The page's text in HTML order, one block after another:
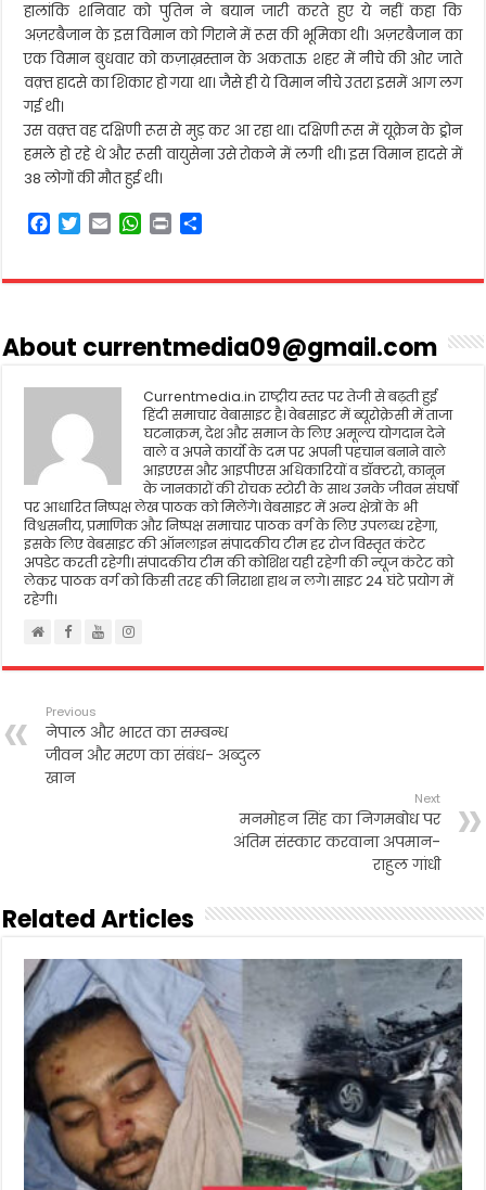
हालांकि शनिवार को पुतिन ने बयान जारी करते हुए ये नहीं कहा कि
अज़रबैजान के इस विमान को गिराने में रूस की भूमिका थी। अज़रबैजान का
एक विमान बुधवार को कज़ाख़स्तान के अकताऊ शहर में नीचे की ओर जाते
वक़्त हादसे का शिकार हो गया था। जैसे ही ये विमान नीचे उतरा इसमें आग लग
गई थी।
उस वक़्त वह दक्षिणी रूस से मुड़ कर आ रहा था। दक्षिणी रूस में यूक्रेन के ड्रोन
हमले हो रहे थे और रूसी वायुसेना उसे रोकने में लगी थी। इस विमान हादसे में
38 लोगों की मौत हुई थी।
F
e
o
T
t
r
E
i
W
t
p
P
n
r
About currentmedia09@gmail.com
Currentmedia.in राष्ट्रीय स्तर पर तेजी से बढ़ती हुई
हिंदी समाचार वेबासाइट है। वेबसाइट में ब्यूरोक्रेसी में ताजा
घटनाक्रम, देश और समाज के लिए अमूल्य योगदान देने
वाले व अपने कार्यो के दम पर अपनी पहचान बनाने वाले
आइएएस और आइपीएस अधिकारियों व डॉक्टरो, कानून
के जानकारों की रोचक स्टोरी के साथ उनके जीवन संघर्षो
पर आधारित निष्पक्ष लेख पाठक को मिलेंगे। वेबसाइट में अन्य क्षेत्रों के भी
विश्वसनीय, प्रमाणिक और निष्पक्ष समाचार पाठक वर्ग के लिए उपलब्ध रहेगा,
इसके लिए वेबसाइट की ऑनलाइन संपादकीय टीम हर रोज विस्तृत कंटेट
अपडेट करती रहेगी। संपादकीय टीम की कोशिश यही रहेगी की न्यूज कंटेट को
लेकर पाठक वर्ग को किसी तरह की निराशा हाथ न लगे। साइट 24 घंटे प्रयोग में
रहेगी।
Previous
नेपाल और भारत का सम्बन्ध
जीवन और मरण का संबंध- अब्दुल
खान
Next
मनमोहन सिंह का निगमबोध पर
अंतिम संस्कार करवाना अपमान-
राहुल गांधी
Related Articles